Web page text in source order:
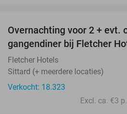
Overnachting voor 2 + evt.
gangendiner bij Fletcher
Fletcher Hotels
Sittard (+ meerdere locaties)
Verkocht: 18.323
Excl. ca. €3